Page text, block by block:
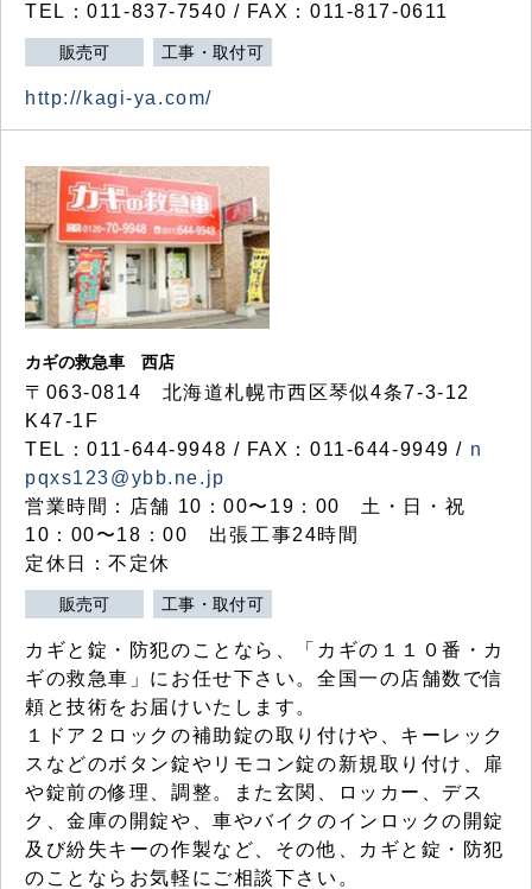
TEL：011-837-7540 / FAX：011-817-0611
販売可 工事・取付可
http://kagi-ya.com/
カギの救急車 西店
〒063-0814 北海道札幌市西区琴似4条7-3-12
K47-1F
TEL：011-644-9948 / FAX：011-644-9949 / n
pqxs123@ybb.ne.jp
営業時間：店舗 10：00〜19：00 土・日・祝
10：00〜18：00 出張工事24時間
定休日：不定休
販売可 工事・取付可
カギと錠・防犯のことなら、「カギの１１０番・カ
ギの救急車」にお任せ下さい。全国一の店舗数で信
頼と技術をお届けいたします。
１ドア２ロックの補助錠の取り付けや、キーレック
スなどのボタン錠やリモコン錠の新規取り付け、扉
や錠前の修理、調整。また玄関、ロッカー、デス
ク、金庫の開錠や、車やバイクのインロックの開錠
及び紛失キーの作製など、その他、カギと錠・防犯
のことならお気軽にご相談下さい。